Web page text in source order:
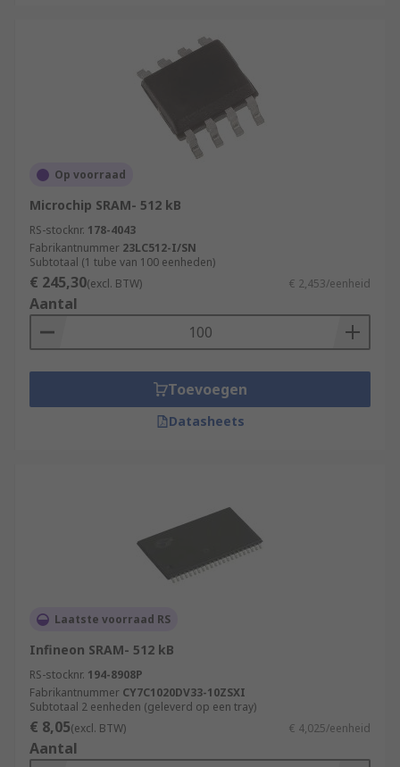
Op voorraad
Microchip SRAM- 512 kB
RS-stocknr. 178-4043
Fabrikantnummer 23LC512-I/SN
Subtotaal (1 tube van 100 eenheden)
€ 245,30(excl. BTW) € 2,453/eenheid
Aantal
Toevoegen
Datasheets
Laatste voorraad RS
Infineon SRAM- 512 kB
RS-stocknr. 194-8908P
Fabrikantnummer CY7C1020DV33-10ZSXI
Subtotaal 2 eenheden (geleverd op een tray)
€ 8,05(excl. BTW) € 4,025/eenheid
Aantal